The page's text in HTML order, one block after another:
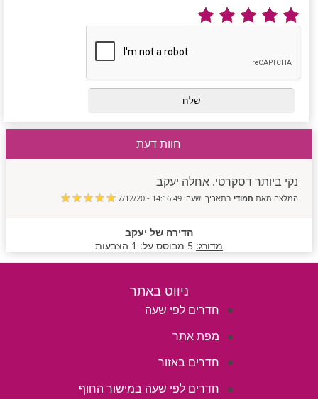
חוות דעת
נקי ביותר דסקרטי. אחלה יעקב
המלצה מאת חמודי בתאריך ושעה: 14:16:49 - 17/12/20
הדירה של יעקב
מדורג: 5 מבוסס על: 1 הצבעות
ניווט באתר
חדרים לפי שעה
מפת אתר
חדרים באזור
חדרים לפי שעה במישור החוף